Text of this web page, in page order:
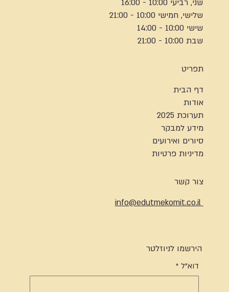
שני, רביעי 10:00 - 16:00
שלישי, חמישי 10:00 - 21:00
שישי 10:00 - 14:00
שבת 10:00 - 21:00
תפריט
דף הבית
אודות
תערוכת 2025
מידע למבקר
סיורים ואירועים
מדיניות פרטיות
צור קשר
info@edutmekomit.co.il
הירשמו לניוזלטר
דוא"ל *